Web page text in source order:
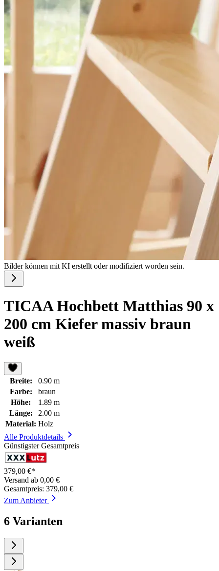
Bilder können mit KI erstellt oder modifiziert worden sein.
TICAA Hochbett Matthias 90 x
200 cm Kiefer massiv braun
weiß
Breite:
0.90 m
Farbe:
braun
Höhe:
1.89 m
Länge:
2.00 m
Material: Holz
Alle Produktdetails
Günstigster Gesamtpreis
379,00 €*
Versand ab 0,00 €
Gesamtpreis: 379,00 €
Zum Anbieter
6 Varianten